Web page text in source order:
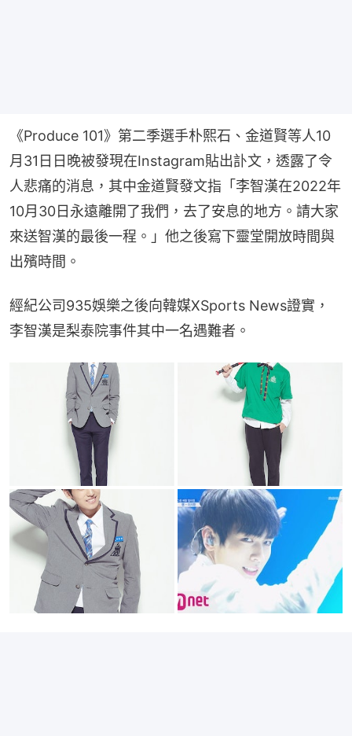
《Produce 101》第二季選手朴熙石、金道賢等人10
月31日日晚被發現在Instagram貼出訃文，透露了令
人悲痛的消息，其中金道賢發文指「李智漢在2022年
10月30日永遠離開了我們，去了安息的地方。請大家
來送智漢的最後一程。」他之後寫下靈堂開放時間與
出殯時間。
經紀公司935娛樂之後向韓媒XSports News證實，
李智漢是梨泰院事件其中一名遇難者。